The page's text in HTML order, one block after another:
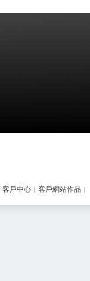
客戶中心 | 客戶網站作品 |